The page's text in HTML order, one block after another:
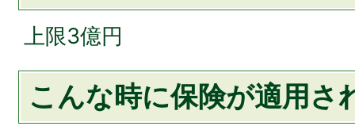
上限3億円
こんな時に保険が適用さ